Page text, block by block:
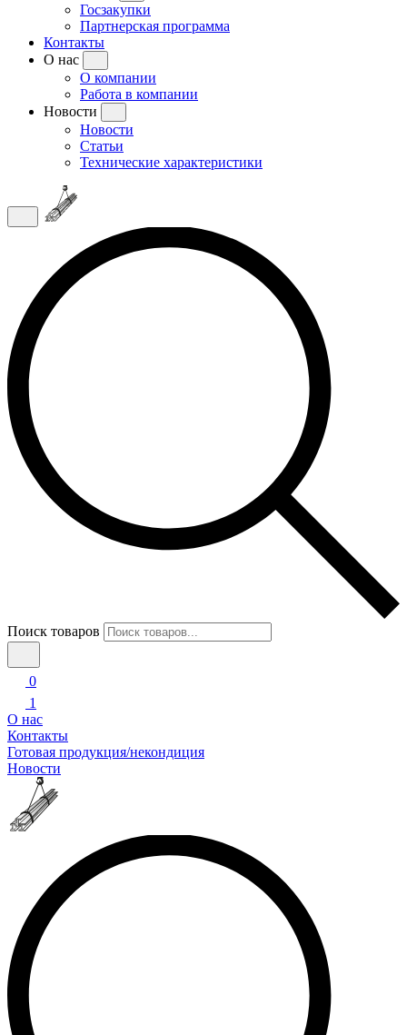
Госзакупки
Партнерская программа
Контакты
О нас
О компании
Работа в компании
Новости
Новости
Статьи
Технические характеристики
Поиск товаров
0
1
О нас
Контакты
Готовая продукция/некондиция
Новости